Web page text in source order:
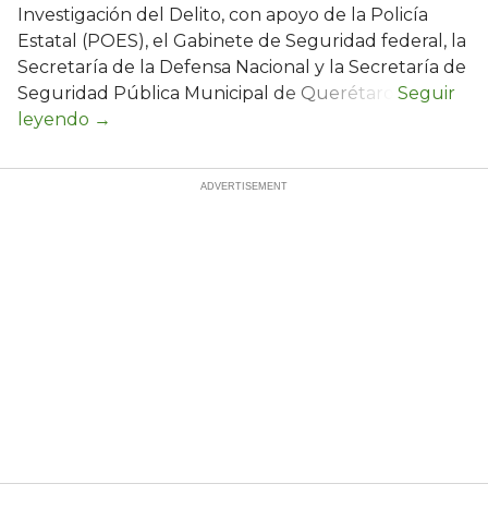
Investigación del Delito, con apoyo de la Policía
Estatal (POES), el Gabinete de Seguridad federal, la
Secretaría de la Defensa Nacional y la Secretaría de
Seguridad Pública Municipal de Querétaro.